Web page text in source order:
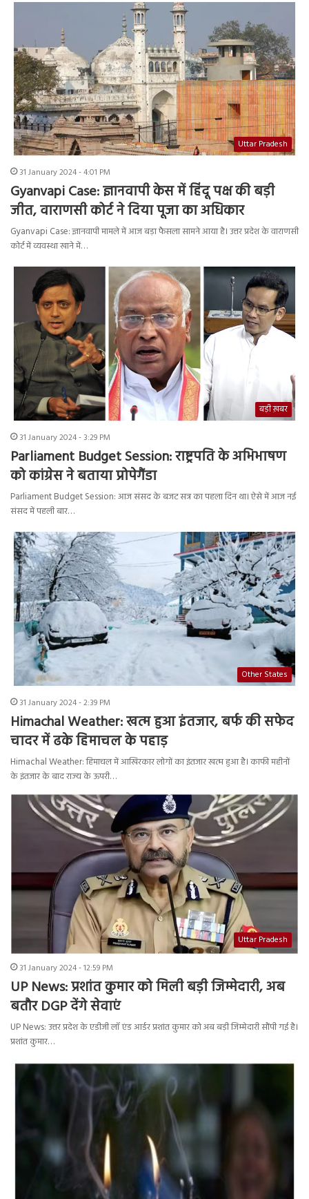
Uttar Pradesh
31 January 2024 - 4:01 PM
Gyanvapi Case: ज्ञानवापी केस में हिंदू पक्ष की बड़ी
जीत, वाराणसी कोर्ट ने दिया पूजा का अधिकार
Gyanvapi Case: ज्ञानवापी मामले में आज बड़ा फैसला सामने आया है। उत्तर प्रदेश के वाराणसी
कोर्ट में व्यवस्था खाने में…
बड़ी ख़बर
31 January 2024 - 3:29 PM
Parliament Budget Session: राष्ट्रपति के अभिभाषण
को कांग्रेस ने बताया प्रोपेगैंडा
Parliament Budget Session: आज संसद के बजट सत्र का पहला दिन था। ऐसे में आज नई
संसद में पहली बार…
Other States
31 January 2024 - 2:39 PM
Himachal Weather: खत्म हुआ इंतजार, बर्फ की सफेद
चादर में ढके हिमाचल के पहाड़
Himachal Weather: हिमाचल में आखिरकार लोगों का इंतजार खत्म हुआ है। काफी महीनों
के इंतजार के बाद राज्य के ऊपरी…
Uttar Pradesh
31 January 2024 - 12:59 PM
UP News: प्रशांत कुमार को मिली बड़ी जिम्मेदारी, अब
बतौर DGP देंगे सेवाएं
UP News: उत्तर प्रदेश के एडीजी लॉ एंड आर्डर प्रशांत कुमार को अब बड़ी जिम्मेदारी सौंपी गई है।
प्रशांत कुमार…